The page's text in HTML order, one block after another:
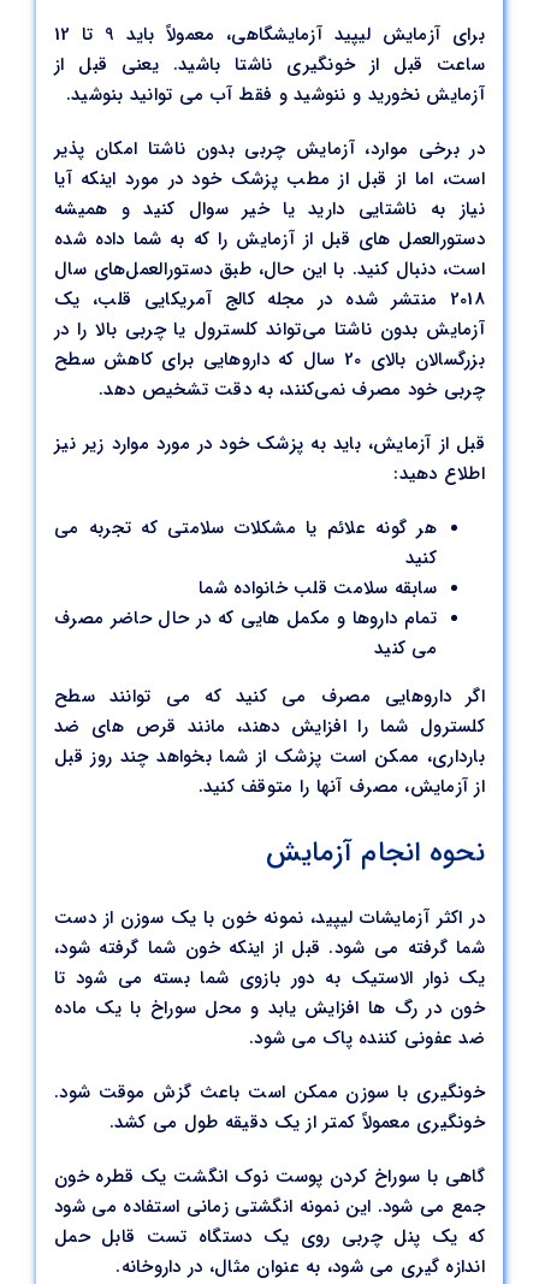
برای آزمایش لیپید آزمایشگاهی، معمولاً باید 9 تا 12
ساعت قبل از خونگیری ناشتا باشید. یعنی قبل از
آزمایش نخورید و ننوشید و فقط آب می توانید بنوشید.
در برخی موارد، آزمایش چربی بدون ناشتا امکان پذیر
است، اما از قبل از مطب پزشک خود در مورد اینکه آیا
نیاز به ناشتایی دارید یا خیر سوال کنید و همیشه
دستورالعمل های قبل از آزمایش را که به شما داده شده
است، دنبال کنید. با این حال، طبق دستورالعمل‌های سال
2018 منتشر شده در مجله کالج آمریکایی قلب، یک
آزمایش بدون ناشتا می‌تواند کلسترول یا چربی بالا را در
بزرگسالان بالای 20 سال که داروهایی برای کاهش سطح
چربی خود مصرف نمی‌کنند، به دقت تشخیص دهد.
قبل از آزمایش، باید به پزشک خود در مورد موارد زیر نیز
اطلاع دهید:
هر گونه علائم یا مشکلات سلامتی که تجربه می
کنید
سابقه سلامت قلب خانواده شما
تمام داروها و مکمل هایی که در حال حاضر مصرف
می کنید
اگر داروهایی مصرف می کنید که می توانند سطح
کلسترول شما را افزایش دهند، مانند قرص های ضد
بارداری، ممکن است پزشک از شما بخواهد چند روز قبل
از آزمایش، مصرف آنها را متوقف کنید.
نحوه انجام آزمایش
در اکثر آزمایشات لیپید، نمونه خون با یک سوزن از دست
شما گرفته می شود. قبل از اینکه خون شما گرفته شود،
یک نوار الاستیک به دور بازوی شما بسته می شود تا
خون در رگ ها افزایش یابد و محل سوراخ با یک ماده
ضد عفونی کننده پاک می شود.
خونگیری با سوزن ممکن است باعث گزش موقت شود.
خونگیری معمولاً کمتر از یک دقیقه طول می کشد.
گاهی با سوراخ کردن پوست نوک انگشت یک قطره خون
جمع می شود. این نمونه انگشتی زمانی استفاده می شود
که یک پنل چربی روی یک دستگاه تست قابل حمل
اندازه گیری می شود، به عنوان مثال، در داروخانه.